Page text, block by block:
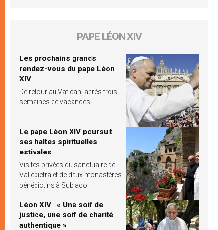
PAPE LÉON XIV
Les prochains grands
rendez-vous du pape Léon
XIV
De retour au Vatican, après trois
semaines de vacances
Le pape Léon XIV poursuit
ses haltes spirituelles
estivales
Visites privées du sanctuaire de
Vallepietra et de deux monastères
bénédictins à Subiaco
Léon XIV : « Une soif de
justice, une soif de charité
authentique »